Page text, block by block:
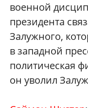
военной
президента
Залужного,
в западной
политическая
он уволил